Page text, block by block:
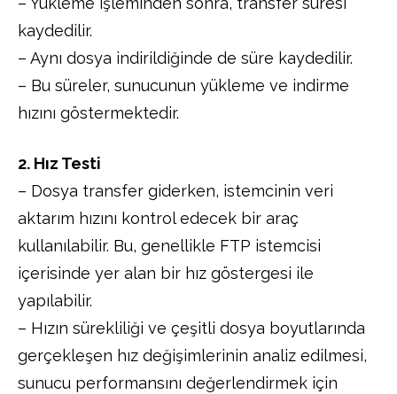
kaydedilir.
– Aynı dosya indirildiğinde de süre kaydedilir.
– Bu süreler, sunucunun yükleme ve indirme
hızını göstermektedir.
2. Hız Testi
– Dosya transfer giderken, istemcinin veri
aktarım hızını kontrol edecek bir araç
kullanılabilir. Bu, genellikle FTP istemcisi
içerisinde yer alan bir hız göstergesi ile
yapılabilir.
– Hızın sürekliliği ve çeşitli dosya boyutlarında
gerçekleşen hız değişimlerinin analiz edilmesi,
sunucu performansını değerlendirmek için